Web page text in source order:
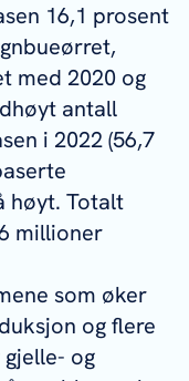
16,1 prosent
med 2020 og
antall
i 2022 (56,7
høyt. Totalt
millioner
som øker
og flere
og